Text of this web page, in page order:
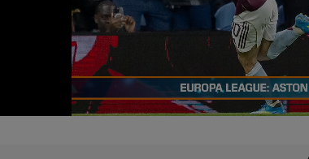
Loaded: